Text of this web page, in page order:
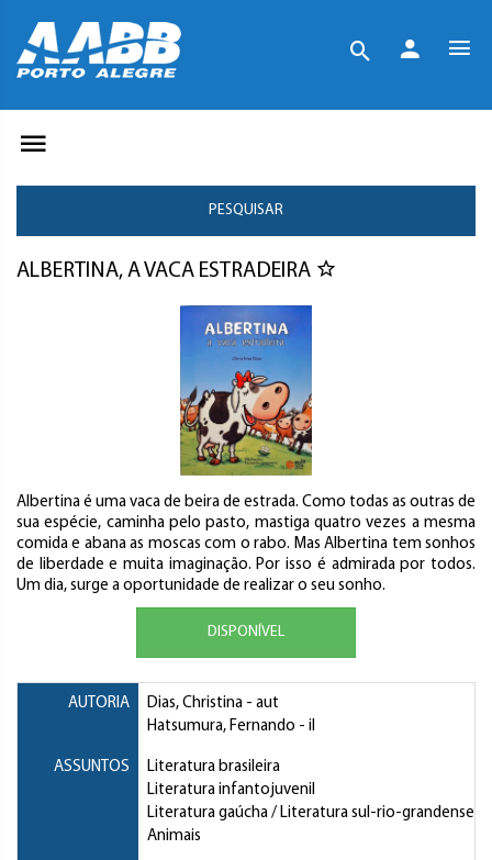
PESQUISAR
ALBERTINA, A VACA ESTRADEIRA
Albertina é uma vaca de beira de estrada. Como todas as outras de
sua espécie, caminha pelo pasto, mastiga quatro vezes a mesma
comida e abana as moscas com o rabo. Mas Albertina tem sonhos
de liberdade e muita imaginação. Por isso é admirada por todos.
Um dia, surge a oportunidade de realizar o seu sonho.
DISPONÍVEL
AUTORIA Dias, Christina - aut
Hatsumura, Fernando - il
ASSUNTOS
Literatura brasileira
Literatura infantojuvenil
Literatura gaúcha / Literatura sul-rio-grandense
Animais